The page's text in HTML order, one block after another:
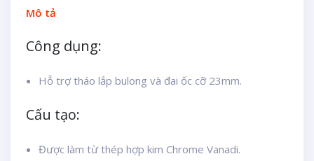
Mô tả
Công dụng:
Hỗ trợ tháo lắp bulong và đai ốc cỡ 23mm.
Cấu tạo:
Được làm từ thép hợp kim Chrome Vanadi.